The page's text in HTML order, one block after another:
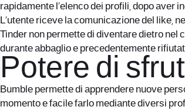
rapidamente l’elenco dei profili, dopo aver
L’utente riceve la comunicazione del like,
Tinder non permette di diventare dietro
durante abbaglio e precedentemente
Potere di
Bumble permette di apprendere nuove
momento e facile farlo mediante diversi